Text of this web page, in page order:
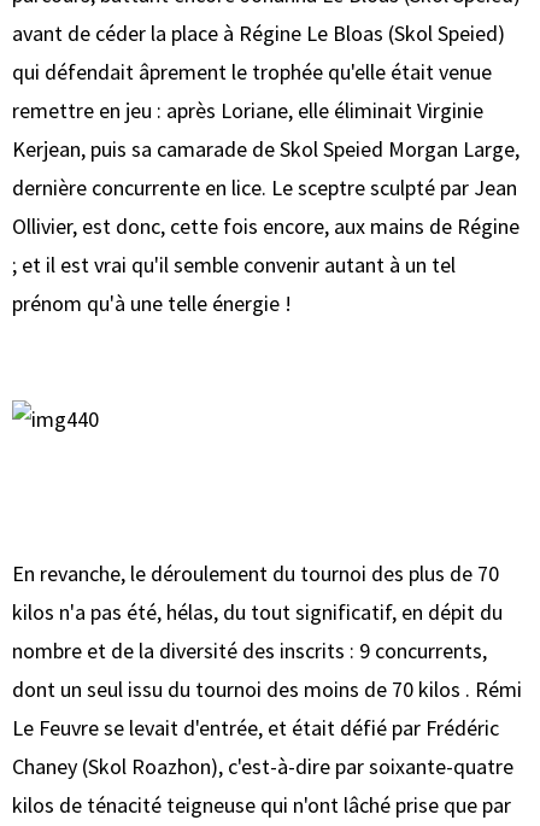
avant de céder la place à Régine Le Bloas (Skol Speied)
qui défendait âprement le trophée qu'elle était venue
remettre en jeu : après Loriane, elle éliminait Virginie
Kerjean, puis sa camarade de Skol Speied Morgan Large,
dernière concurrente en lice. Le sceptre sculpté par Jean
Ollivier, est donc, cette fois encore, aux mains de Régine
; et il est vrai qu'il semble convenir autant à un tel
prénom qu'à une telle énergie !
En revanche, le déroulement du tournoi des plus de 70
kilos n'a pas été, hélas, du tout significatif, en dépit du
nombre et de la diversité des inscrits : 9 concurrents,
dont un seul issu du tournoi des moins de 70 kilos . Rémi
Le Feuvre se levait d'entrée, et était défié par Frédéric
Chaney (Skol Roazhon), c'est-à-dire par soixante-quatre
kilos de ténacité teigneuse qui n'ont lâché prise que par